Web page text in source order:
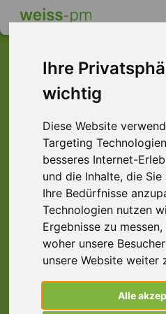
Ihre
wichtig
Diese Website
Targeting
besseres Internet-
und die Inhalte, die Sie
Ihre Bedürfnisse
Technologien nutzen
Ergebnisse zu
woher unsere
unsere Website weiter
Alle
Dieser Job
nicht mehr
... aber vielleicht ist
Vertriebsinnendienst